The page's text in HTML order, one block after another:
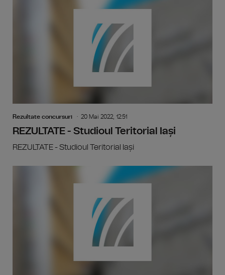
Rezultate concursuri 20 Mai 2022, 12:51
REZULTATE - Studioul Teritorial Iași
REZULTATE - Studioul Teritorial Iași